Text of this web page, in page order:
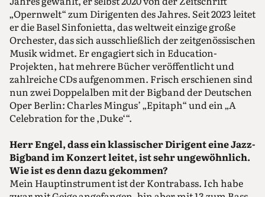
„Opernwelt“ zum Dirigenten des Jahres. Seit 2023 leitet
er die Basel Sinfonietta, das weltweit einzige große
Orchester, das sich ausschließlich der zeitgenössischen
Musik widmet. Er engagiert sich in Education-
Projekten, hat mehrere Bücher veröffentlicht und
zahlreiche CDs aufgenommen. Frisch erschienen sind
nun zwei Doppelalben mit der Bigband der Deutschen
Oper Berlin: Charles Mingus’ „Epitaph“ und ein „A
Celebration for the ,Duke‘“.
Herr Engel, dass ein klassischer Dirigent eine Jazz-
Bigband im Konzert leitet, ist sehr ungewöhnlich.
Wie ist es denn dazu gekommen?
Mein Hauptinstrument ist der Kontrabass. Ich habe